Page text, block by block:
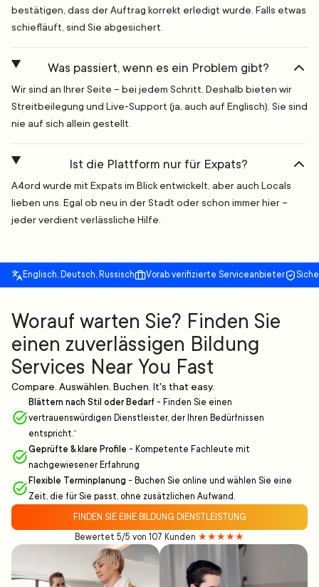
bestätigen, dass der Auftrag korrekt erledigt wurde. Falls etwas
schiefläuft, sind Sie abgesichert.
Was passiert, wenn es ein Problem gibt?
Wir sind an Ihrer Seite – bei jedem Schritt. Deshalb bieten wir
Streitbeilegung und Live-Support (ja, auch auf Englisch). Sie sind
nie auf sich allein gestellt.
Ist die Plattform nur für Expats?
A4ord wurde mit Expats im Blick entwickelt, aber auch Locals
lieben uns. Egal ob neu in der Stadt oder schon immer hier –
jeder verdient verlässliche Hilfe.
Englisch, Deutsch, Russisch Vorab verifizierte Serviceanbieter
Worauf warten Sie? Finden Sie
einen zuverlässigen Bildung
Services Near You Fast
Compare. Auswählen. Buchen. It's that easy.
Blättern nach Stil oder Bedarf - Finden Sie einen
vertrauenswürdigen Dienstleister, der Ihren Bedürfnissen
entspricht.“
Geprüfte & klare Profile - Kompetente Fachleute mit
nachgewiesener Erfahrung
Flexible Terminplanung - Buchen Sie online und wählen Sie eine
Zeit, die für Sie passt, ohne zusätzlichen Aufwand.
FINDEN SIE EINE BILDUNG DIENSTLEISTUNG
Bewertet 5/5 von 107 Kunden ★★★★★